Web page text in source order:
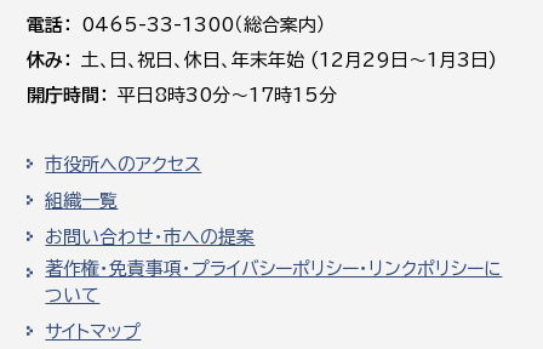
電話
0465-33-1300（総合案内）
休み
土､日､祝日、休日、年末年始 (12月29日～1月3日)
開庁時間
平日8時30分～17時15分
市役所へのアクセス
組織一覧
お問い合わせ・市への提案
著作権・免責事項・プライバシーポリシー・リンクポリシーに
ついて
サイトマップ